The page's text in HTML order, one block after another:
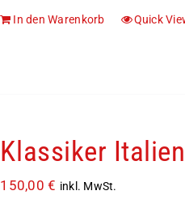
In den Warenkorb Quick
Klassiker
150,00€ inkl. MwSt.